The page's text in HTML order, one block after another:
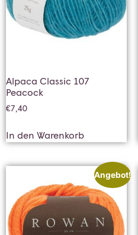
Alpaca Classic 107
Peacock
€7,40
In den Warenkorb
Angebot!